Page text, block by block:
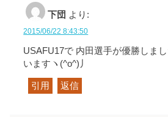
下団 より:
2015/06/22 8:43:50
USAFU17で 内田選手が優勝しま
いますヽ(^o^)丿
引用 返信